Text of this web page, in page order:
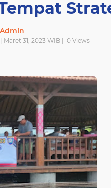
Admin
31, 2023 WIB | 0 Views